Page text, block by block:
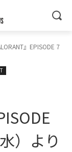
』EPISODE 7
）より